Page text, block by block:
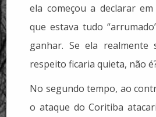
ela começou a declarar
que estava tudo
ganhar. Se ela realmente
respeito ficaria quieta, não
No segundo tempo, ao
o ataque do Coritiba